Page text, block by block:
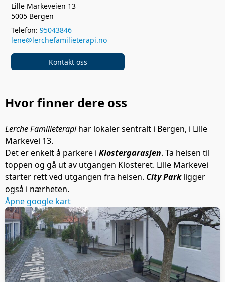
Lille Markeveien 13
5005 Bergen
Telefon: 95043846
lene@lerchefamilieterapi.no
Kontakt oss
Hvor finner dere oss
Lerche Familieterapihar lokaler sentralt i Bergen, i Lille
Markevei 13.
Det er enkelt å parkere i Klostergarasjen. Ta heisen til
toppen og gå ut av utgangen Klosteret. Lille Markevei
starter rett ved utgangen fra heisen. City Parkligger
også i nærheten.
Åpne google kart